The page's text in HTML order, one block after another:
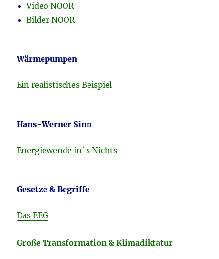
Video NOOR
Bilder NOOR
Wärmepumpen
Ein realistisches Beispiel
Hans-Werner Sinn
Energiewende in´ s Nichts
Gesetze & Begriffe
Das EEG
Große Transformation & Klimadiktatur